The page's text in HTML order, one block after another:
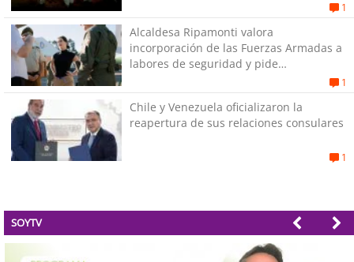
1
Alcaldesa Ripamonti valora
incorporación de las Fuerzas Armadas a
labores de seguridad y pide
1
Chile y Venezuela oficializaron la
reapertura de sus relaciones consulares
1
SOYTV